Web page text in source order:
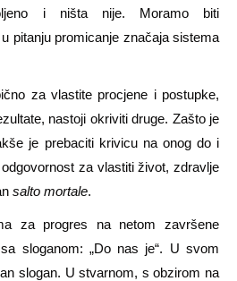
i ništa nije. Moramo biti
pitanju promicanje značaja sistema
za vlastite procjene i postupke,
nastoji okriviti druge. Zašto je
je prebaciti krivicu na onog do i
za vlastiti život, zdravlje
salto mortale.
za progres na netom završene
sloganom: „Do nas je“. U svom
slogan. U stvarnom, s obzirom na